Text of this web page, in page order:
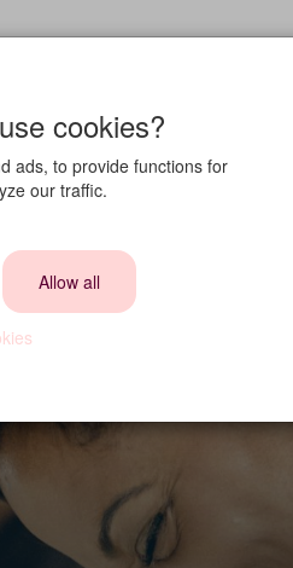
cookies?
ads, to provide functions for
our traffic.
Allow all